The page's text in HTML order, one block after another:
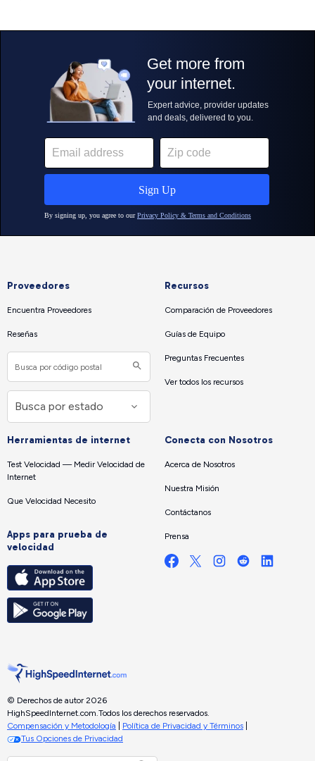
Proveedores
Encuentra Proveedores
Reseñas
Recursos
Comparación de Proveedores
Guías de Equipo
Preguntas Frecuentes
Ver todos los recursos
Herramientas de internet
Test Velocidad — Medir Velocidad de
Internet
Que Velocidad Necesito
Apps para prueba de
velocidad
Conecta con Nosotros
Acerca de Nosotros
Nuestra Misión
Contáctanos
Prensa
© Derechos de autor 2026
HighSpeedInternet.com. Todos los derechos reservados.
Compensación y Metodología
Política de Privacidad y Términos
Tus Opciones de Privacidad